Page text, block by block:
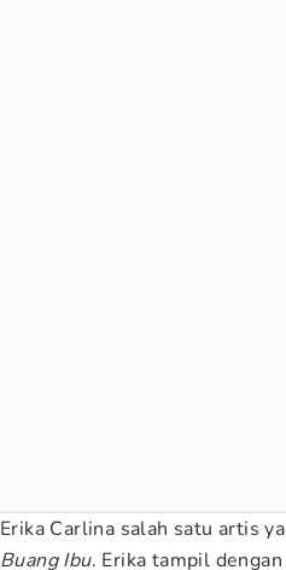
Erika Carlina salah satu artis
Buang Ibu. Erika tampil